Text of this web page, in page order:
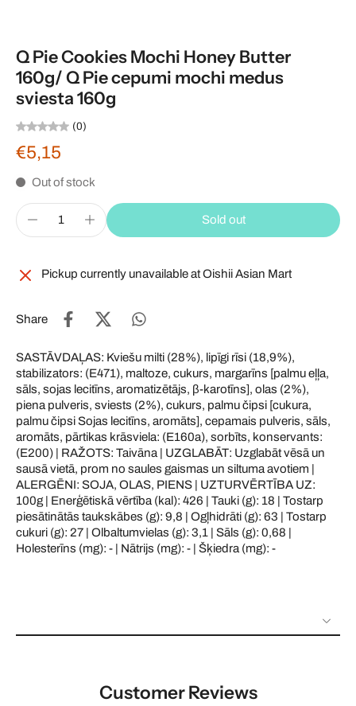
Q Pie Cookies Mochi Honey Butter
160g/ Q Pie cepumi mochi medus
sviesta 160g
(0)
€5,15
Out of stock
Sold out
Pickup currently unavailable atOishii Asian Mart
Share
SASTĀVDAĻAS: Kviešu milti (28%), lipīgi rīsi (18,9%),
stabilizators: (E471), maltoze, cukurs, margarīns [palmu eļļa,
sāls, sojas lecitīns, aromatizētājs, β-karotīns], olas (2%),
piena pulveris, sviests (2%), cukurs, palmu čipsi [cukura,
palmu čipsi Sojas lecitīns, aromāts], cepamais pulveris, sāls,
aromāts, pārtikas krāsviela: (E160a), sorbīts, konservants:
(E200) | RAŽOTS: Taivāna | UZGLABĀT: Uzglabāt vēsā un
sausā vietā, prom no saules gaismas un siltuma avotiem |
ALERGĒNI: SOJA, OLAS, PIENS | UZTURVĒRTĪBA UZ:
100g | Enerģētiskā vērtība (kal): 426 | Tauki (g): 18 | Tostarp
piesātinātās taukskābes (g): 9,8 | Ogļhidrāti (g): 63 | Tostarp
cukuri (g): 27 | Olbaltumvielas (g): 3,1 | Sāls (g): 0,68 |
Holesterīns (mg): - | Nātrijs (mg): - | Šķiedra (mg): -
Customer Reviews